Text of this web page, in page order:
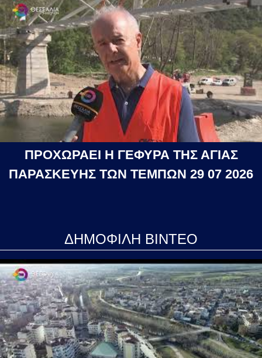
ΠΡΟΧΩΡΑΕΙ Η ΓΕΦΥΡΑ ΤΗΣ ΑΓΙΑΣ
ΠΑΡΑΣΚΕΥΗΣ ΤΩΝ ΤΕΜΠΩΝ 29 07 2026
ΔΗΜΟΦΙΛΗ ΒΙΝΤΕΟ